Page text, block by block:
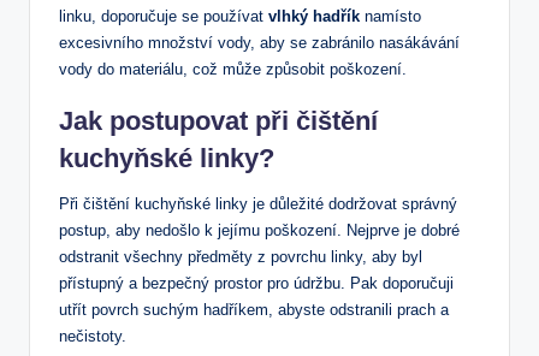
linku, doporučuje se používat vlhký hadřík namísto
excesivního množství vody, aby se zabránilo nasákávání
vody do materiálu, což může způsobit poškození.
Jak postupovat při čištění
kuchyňské linky?
Při čištění kuchyňské linky je důležité dodržovat správný
postup, aby nedošlo k jejímu poškození. Nejprve je dobré
odstranit všechny předměty z povrchu linky, aby byl
přístupný a bezpečný prostor pro údržbu. Pak doporučuji
utřít povrch suchým hadříkem, abyste odstranili prach a
nečistoty.